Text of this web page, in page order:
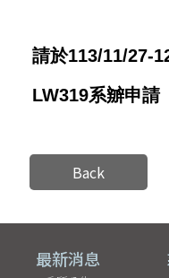
請於113/11/27-
LW319系辧申請
Back
最新消息